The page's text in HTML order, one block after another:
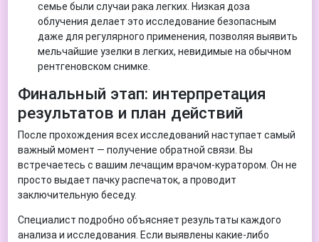
семье были случаи рака легких. Низкая доза
облучения делает это исследование безопасным
даже для регулярного применения, позволяя выявить
мельчайшие узелки в легких, невидимые на обычном
рентгеновском снимке.
Финальный этап: интерпретация
результатов и план действий
После прохождения всех исследований наступает самый
важный момент — получение обратной связи. Вы
встречаетесь с вашим лечащим врачом-куратором. Он не
просто выдает пачку распечаток, а проводит
заключительную беседу.
Специалист подробно объясняет результаты каждого
анализа и исследования. Если выявлены какие-либо